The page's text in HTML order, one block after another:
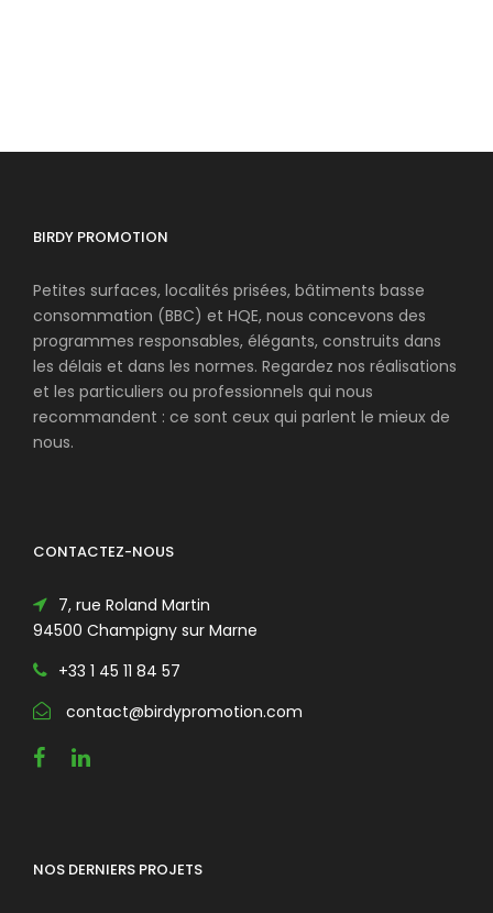
BIRDY PROMOTION
Petites surfaces, localités prisées, bâtiments basse
consommation (BBC) et HQE, nous concevons des
programmes responsables, élégants, construits dans
les délais et dans les normes. Regardez nos réalisations
et les particuliers ou professionnels qui nous
recommandent : ce sont ceux qui parlent le mieux de
nous.
CONTACTEZ-NOUS
7, rue Roland Martin
94500 Champigny sur Marne
+33 1 45 11 84 57
contact@birdypromotion.com
NOS DERNIERS PROJETS